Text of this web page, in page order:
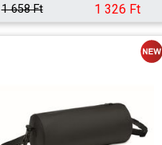
1 658 Ft
1 326 Ft